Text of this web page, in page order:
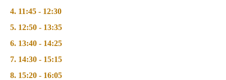
4. 11:45 - 12:30
5. 12:50 - 13:35
6. 13:40 - 14:25
7. 14:30 - 15:15
8. 15:20 - 16:05